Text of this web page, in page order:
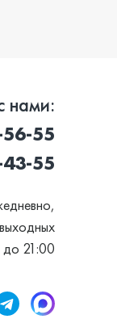
нами:
55
55
21:00